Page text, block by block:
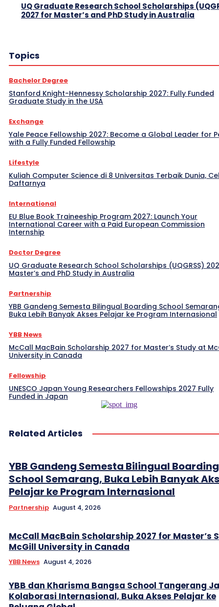
UQ Graduate Research School Scholarships
2027 for Master’s and PhD Study in Australia
Topics
Bachelor Degree
Stanford Knight-Hennessy Scholarship 2027: Fully Funded
Graduate Study in the USA
Exchange
Yale Peace Fellowship 2027: Become a Global Leader for
with a Fully Funded Fellowship
Lifestyle
Kuliah Computer Science di 8 Universitas Terbaik Dunia,
Daftarnya
International
EU Blue Book Traineeship Program 2027: Launch Your
International Career with a Paid European Commission
Internship
Doctor Degree
UQ Graduate Research School Scholarships (UQGRSS)
Master’s and PhD Study in Australia
Partnership
YBB Gandeng Semesta Bilingual Boarding School
Buka Lebih Banyak Akses Pelajar ke Program Internasional
YBB News
McCall MacBain Scholarship 2027 for Master’s Study at
University in Canada
Fellowship
UNESCO Japan Young Researchers Fellowships 2027 Fully
Funded in Japan
Related Articles
YBB Gandeng Semesta Bilingual Boarding
School Semarang, Buka Lebih Banyak
Pelajar ke Program Internasional
Partnership August 4, 2026
McCall MacBain Scholarship 2027 for Master’s
McGill University in Canada
YBB News August 4, 2026
YBB dan Kharisma Bangsa School Tangerang
Kolaborasi Internasional, Buka Akses Pelajar ke